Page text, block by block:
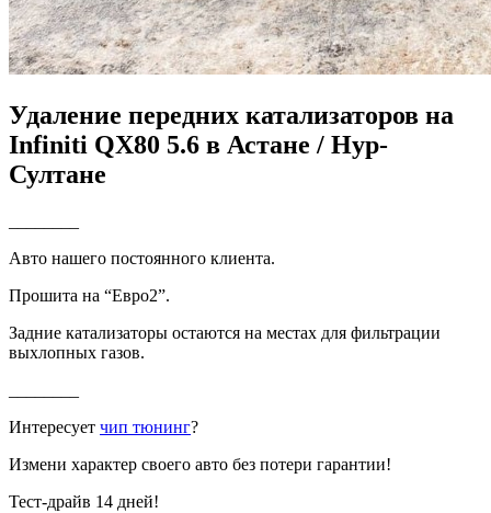
Удаление передних катализаторов на
Infiniti QX80 5.6 в Астане / Нур-
Султане
Авто нашего постоянного клиента.
Прошита на “Евро2”.
Задние катализаторы остаются на местах для фильтрации
выхлопных газов.
Интересует чип тюнинг?
Измени характер своего авто без потери гарантии!
Тест-драйв 14 дней!